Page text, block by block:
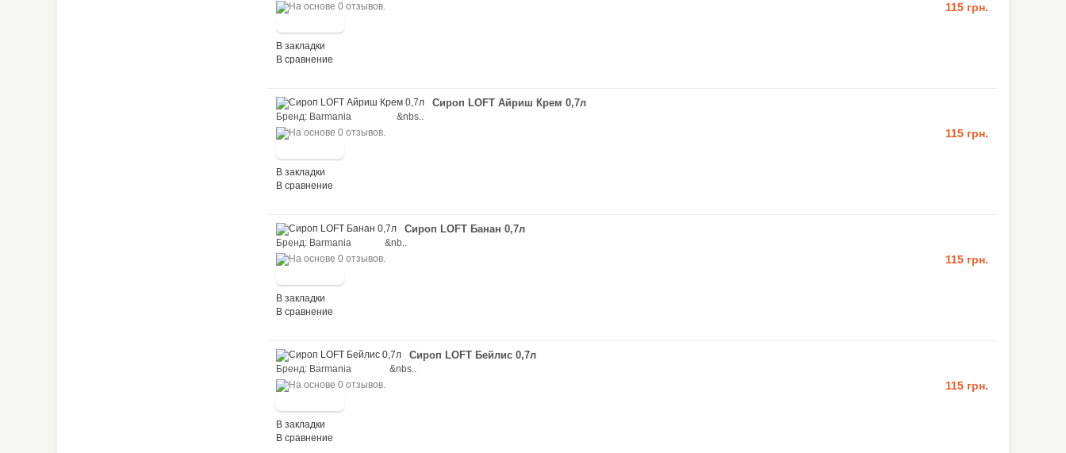
115 грн.
В закладки
В сравнение
Сироп LOFT Айриш Крем 0,7л
Бренд: Barmania &nbs..
115 грн.
В закладки
В сравнение
Сироп LOFT Банан 0,7л
Бренд: Barmania &nb..
115 грн.
В закладки
В сравнение
Сироп LOFT Бейлис 0,7л
Бренд: Barmania &nbs..
115 грн.
В закладки
В сравнение